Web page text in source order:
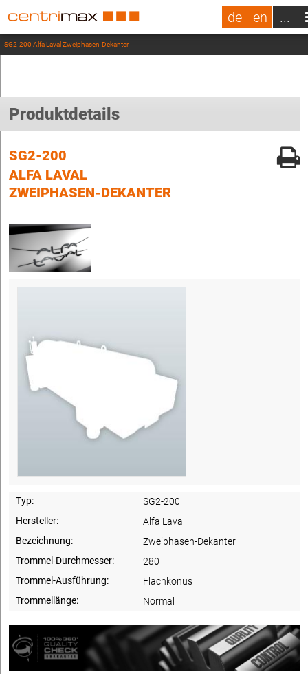
de en ...
SG2-200 Alfa Laval Zweiphasen-Dekanter
Produktdetails
SG2-200
ALFA LAVAL
ZWEIPHASEN-DEKANTER
Typ:
SG2-200
Hersteller:
Alfa Laval
Bezeichnung:
Zweiphasen-Dekanter
Trommel-Durchmesser:
280
Trommel-Ausführung:
Flachkonus
Trommellänge:
Normal